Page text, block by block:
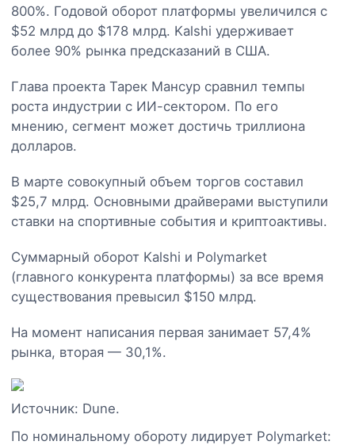
800%. Годовой оборот платформы увеличился с
$52 млрд до $178 млрд. Kalshi удерживает
более 90% рынка предсказаний в США.
Глава проекта Тарек Мансур сравнил темпы
роста индустрии с ИИ-сектором. По его
мнению, сегмент может достичь триллиона
долларов.
В марте совокупный объем торгов составил
$25,7 млрд. Основными драйверами выступили
ставки на спортивные события и криптоактивы.
Суммарный оборот Kalshi и Polymarket
(главного конкурента платформы) за все время
существования превысил $150 млрд.
На момент написания первая занимает 57,4%
рынка, вторая — 30,1%.
Источник: Dune.
По номинальному обороту лидирует Polymarket: